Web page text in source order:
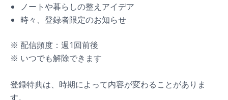
ノートや暮らしの整えアイデア
時々、登録者限定のお知らせ
※ 配信頻度：週1回前後
※ いつでも解除できます
登録特典は、時期によって内容が変わることがありま
す。